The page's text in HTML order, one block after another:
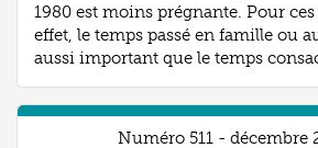
1980 est moins prégnante. Pour
effet, le temps passé en famille ou
aussi important que le temps
Numéro 511 - décembre